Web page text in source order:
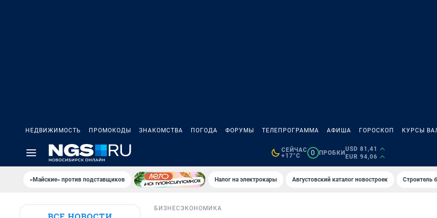
НЕДВИЖИМОСТЬ ПРОМОКОДЫ ЗНАКОМСТВА ПОГОДА ФОРУМЫ ТЕЛЕПРОГРАММА АФИША ГОРОСКОП КУРСЫ
СЕЙЧАС
+17°C
0 ПРОБКИ
USD 81,41
EUR 94,06
«Майские» против подставщиков Налог на электрокары Августовский каталог новостроек Строитель
БИЗНЕС ЭКОНОМИКА